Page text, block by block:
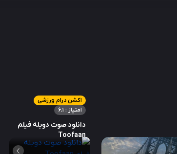
اکشن درام ورزشی
امتیاز : 6.1
دانلود صوت دوبله فیلم
Toofaan